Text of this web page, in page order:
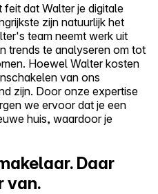
dat Walter je digitale
zijn natuurlijk het
team neemt werk uit
trends te analyseren om tot
Hoewel Walter kosten
van ons
zijn. Door onze expertise
we ervoor dat je een
huis, waardoor je
Daar
van.